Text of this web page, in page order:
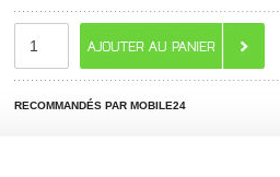
RECOMMANDÉS PAR MOBILE24